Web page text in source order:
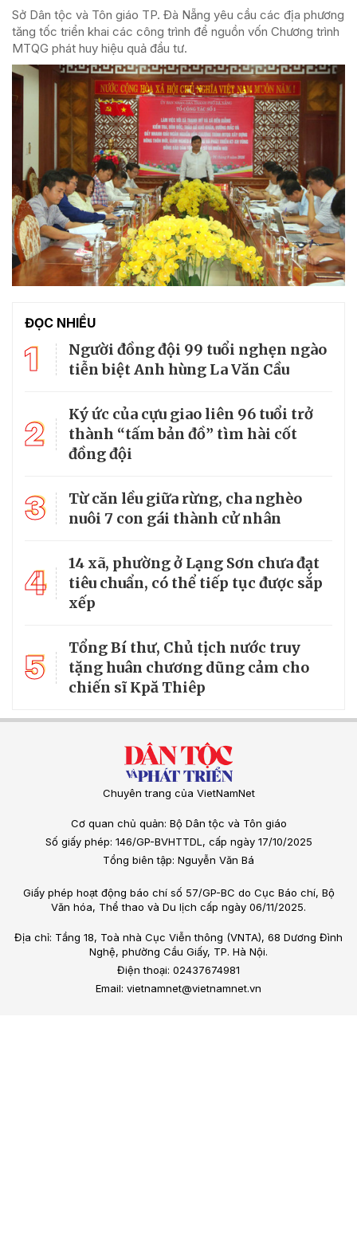
Sở Dân tộc và Tôn giáo TP. Đà Nẵng yêu cầu các địa phương
tăng tốc triển khai các công trình để nguồn vốn Chương trình
MTQG phát huy hiệu quả đầu tư.
ĐỌC NHIỀU
1
Người đồng đội 99 tuổi nghẹn ngào
tiễn biệt Anh hùng La Văn Cầu
2
Ký ức của cựu giao liên 96 tuổi trở
thành “tấm bản đồ” tìm hài cốt
đồng đội
3
Từ căn lều giữa rừng, cha nghèo
nuôi 7 con gái thành cử nhân
4
14 xã, phường ở Lạng Sơn chưa đạt
tiêu chuẩn, có thể tiếp tục được sắp
xếp
5
Tổng Bí thư, Chủ tịch nước truy
tặng huân chương dũng cảm cho
chiến sĩ Kpă Thiêp
Chuyên trang của VietNamNet
Cơ quan chủ quản: Bộ Dân tộc và Tôn giáo
Số giấy phép: 146/GP-BVHTTDL, cấp ngày 17/10/2025
Tổng biên tập: Nguyễn Văn Bá
Giấy phép hoạt động báo chí số 57/GP-BC do Cục Báo chí, Bộ
Văn hóa, Thể thao và Du lịch cấp ngày 06/11/2025.
Địa chỉ: Tầng 18, Toà nhà Cục Viễn thông (VNTA), 68 Dương Đình
Nghệ, phường Cầu Giấy, TP. Hà Nội.
Điện thoại: 02437674981
Email: vietnamnet@vietnamnet.vn